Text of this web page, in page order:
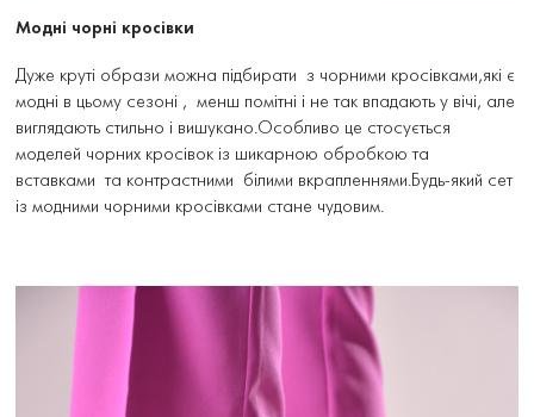
Модні чорні кросівки
Дуже круті образи можна підбирати з чорними кросівками,які є
модні в цьому сезоні , менш помітні і не так впадають у вічі, але
виглядають стильно і вишукано.Особливо це стосується
моделей чорних кросівок із шикарною обробкою та
вставками та контрастними білими вкрапленнями.Будь-який сет
із модними чорними кросівками стане чудовим.